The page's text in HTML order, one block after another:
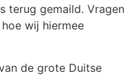
terug gemaild. Vragen
wij hiermee
de grote Duitse